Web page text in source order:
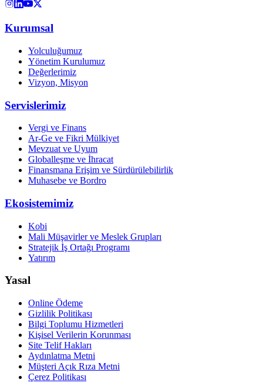
Kurumsal
Yolculuğumuz
Yönetim Kurulumuz
Değerlerimiz
Vizyon, Misyon
Servislerimiz
Vergi ve Finans
Ar-Ge ve Fikri Mülkiyet
Mevzuat ve Uyum
Globalleşme ve İhracat
Finansmana Erişim ve Sürdürülebilirlik
Muhasebe ve Bordro
Ekosistemimiz
Kobi
Mali Müşavirler ve Meslek Grupları
Stratejik İş Ortağı Programı
Yatırım
Yasal
Online Ödeme
Gizlilik Politikası
Bilgi Toplumu Hizmetleri
Kişisel Verilerin Korunması
Site Telif Hakları
Aydınlatma Metni
Müşteri Açık Rıza Metni
Çerez Politikası